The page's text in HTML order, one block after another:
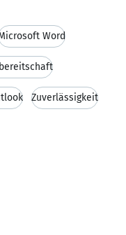
Word
Zuverlässigkeit